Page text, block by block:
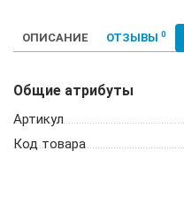
ОПИСАНИЕ ОТЗЫВЫ 0
Общие атрибуты
Артикул
Код товара